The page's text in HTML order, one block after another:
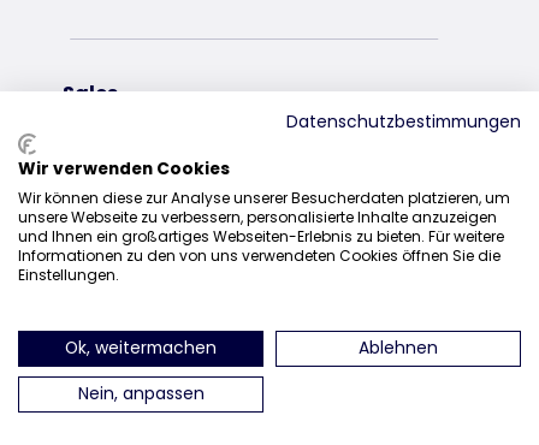
Sales
sales@trixieuk.uk
Datenschutzbestimmungen
Wir verwenden Cookies
Wir können diese zur Analyse unserer Besucherdaten platzieren, um
unsere Webseite zu verbessern, personalisierte Inhalte anzuzeigen
und Ihnen ein großartiges Webseiten-Erlebnis zu bieten. Für weitere
Informationen zu den von uns verwendeten Cookies öffnen Sie die
Einstellungen.
Ok, weitermachen
Ablehnen
Nein, anpassen